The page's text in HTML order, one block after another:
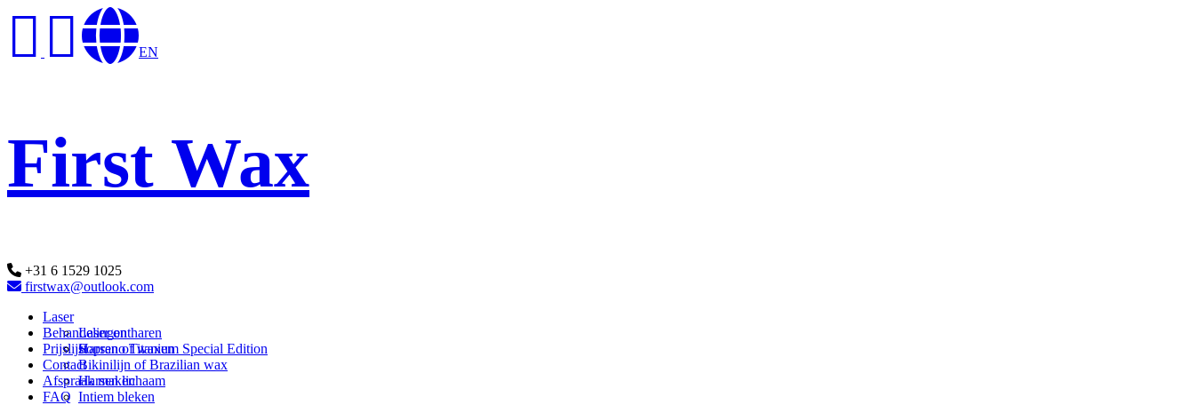
EN
First Wax
+31 6 1529 1025
firstwax@outlook.com
Laser
Laser ontharen
Soprano Titanium Special Edition
Behandelingen
Harsen of waxen
Bikinilijn of Brazilian wax
Harsen lichaam
Intiem bleken
Prijslijst
Contact
Afspraak maken
FAQ